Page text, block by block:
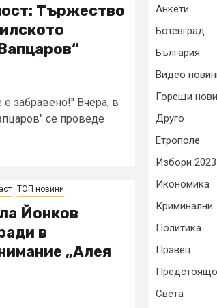
Тържество
забравено!" Вчера, в
се проведе
ТОП новини
Йонков
в
„Алея
Анкети
Ботевград
България
Видео
Горещи
Друго
Етрополе
Избори 2023
Икономика
Криминални
Политика
Правец
Предстоящо
Света